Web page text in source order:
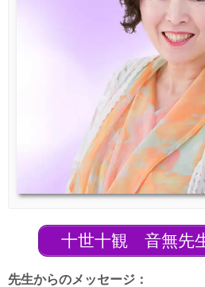
十世十観 音無先
先生からのメッセージ：